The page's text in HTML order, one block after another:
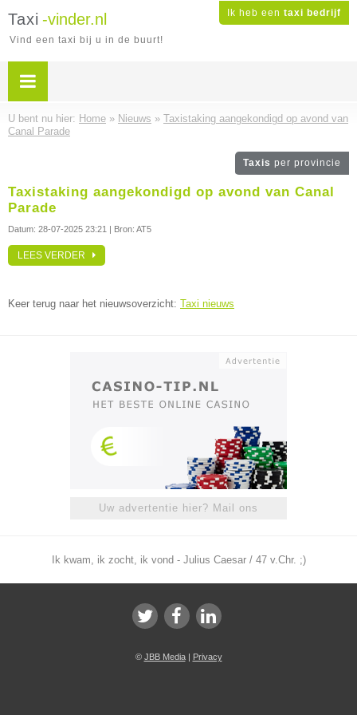
Ik heb een taxi bedrijf
Taxi -vinder.nl
Vind een taxi bij u in de buurt!
U bent nu hier: Home » Nieuws » Taxistaking aangekondigd op avond van
Canal Parade
Taxis per provincie
Taxistaking aangekondigd op avond van Canal
Parade
Datum: 28-07-2025 23:21 | Bron: AT5
LEES VERDER
Keer terug naar het nieuwsoverzicht: Taxi nieuws
Uw advertentie hier? Mail ons
Ik kwam, ik zocht, ik vond - Julius Caesar / 47 v.Chr. ;)
© JBB Media| Privacy